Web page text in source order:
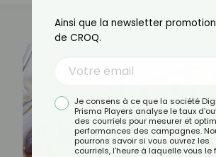
Ainsi que la newsletter
de CROQ.
Je consens à ce que la société
Prisma Players analyse le taux
des courriels pour mesurer et
performances des campagnes.
pourrons savoir si vous ouvrez les
courriels, l'heure à laquelle vous le